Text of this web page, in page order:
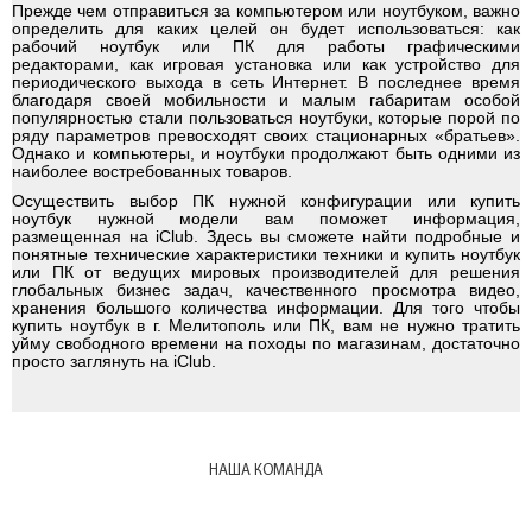
Прежде чем отправиться за компьютером или ноутбуком, важно
определить для каких целей он будет использоваться: как
рабочий ноутбук или ПК для работы графическими
редакторами, как игровая установка или как устройство для
периодического выхода в сеть Интернет. В последнее время
благодаря своей мобильности и малым габаритам особой
популярностью стали пользоваться ноутбуки, которые порой по
ряду параметров превосходят своих стационарных «братьев».
Однако и компьютеры, и ноутбуки продолжают быть одними из
наиболее востребованных товаров.
Осуществить выбор ПК нужной конфигурации или купить
ноутбук нужной модели вам поможет информация,
размещенная на iClub. Здесь вы сможете найти подробные и
понятные технические характеристики техники и купить ноутбук
или ПК от ведущих мировых производителей для решения
глобальных бизнес задач, качественного просмотра видео,
хранения большого количества информации. Для того чтобы
купить ноутбук в г. Мелитополь или ПК, вам не нужно тратить
уйму свободного времени на походы по магазинам, достаточно
просто заглянуть на iClub.
НАША КОМАНДА